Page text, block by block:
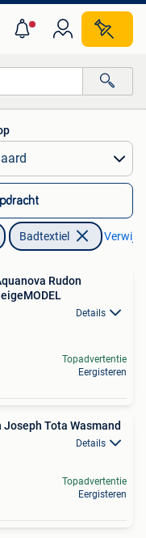
Badtextiel
Rudon
Details
Topadvertentie
Eergisteren
Tota Wasmand
Details
Topadvertentie
Eergisteren